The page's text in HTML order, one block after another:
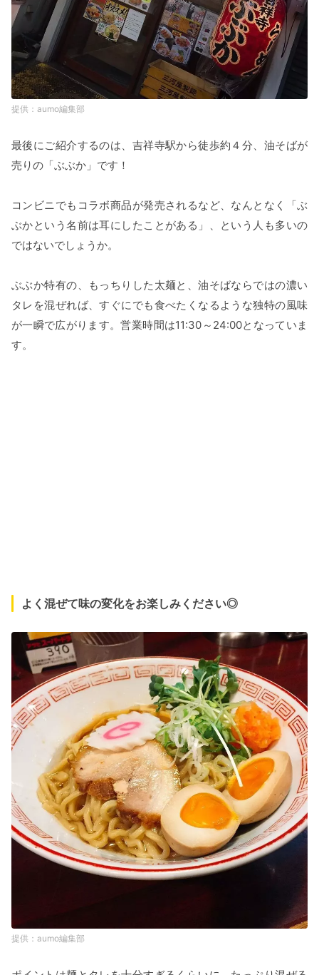
aumo編集部
最後にご紹介するのは、吉祥寺駅から徒歩約４分、油そばが
売りの「ぶぶか」です！
コンビニでもコラボ商品が発売されるなど、なんとなく「ぶ
ぶかという名前は耳にしたことがある」、という人も多いの
ではないでしょうか。
ぶぶか特有の、もっちりした太麺と、油そばならではの濃い
タレを混ぜれば、すぐにでも食べたくなるような独特の風味
が一瞬で広がります。営業時間は11:30～24:00となっていま
す。
よく混ぜて味の変化をお楽しみください◎
aumo編集部